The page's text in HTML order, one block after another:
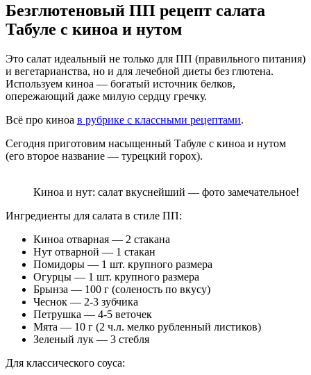
Безглютеновый ПП рецепт салата
Табуле с киноа и нутом
Это салат идеальный не только для ПП (правильного питания)
и вегетарианства, но и для лечебной диеты без глютена.
Используем киноа — богатый источник белков,
опережающий даже милую сердцу гречку.
Всё про киноа в рубрике с классными рецептами.
Сегодня приготовим насыщенный Табуле с киноа и нутом
(его второе название — турецкий горох).
Киноа и нут: салат вкуснейший — фото замечательное!
Ингредиенты для салата в стиле ПП:
Киноа отварная — 2 стакана
Нут отварной — 1 стакан
Помидоры — 1 шт. крупного размера
Огурцы — 1 шт. крупного размера
Брынза — 100 г (соленость по вкусу)
Чеснок — 2-3 зубчика
Петрушка — 4-5 веточек
Мята — 10 г (2 ч.л. мелко рубленный листиков)
Зеленый лук — 3 стебля
Для классического соуса: